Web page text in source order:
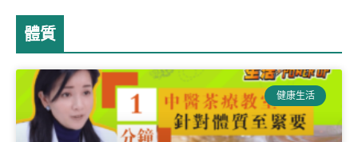
體質
健康生活